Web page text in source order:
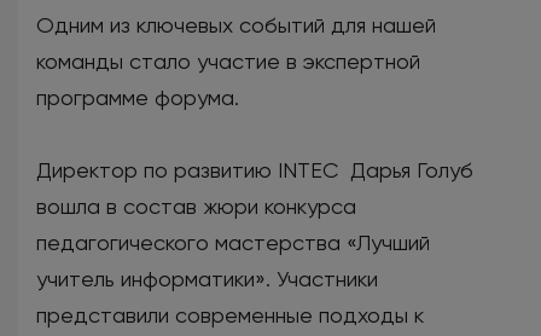
Одним из ключевых событий для нашей
команды стало участие в экспертной
программе форума.
Директор по развитию INTEC Дарья Голуб
вошла в состав жюри конкурса
педагогического мастерства «Лучший
учитель информатики». Участники
представили современные подходы к